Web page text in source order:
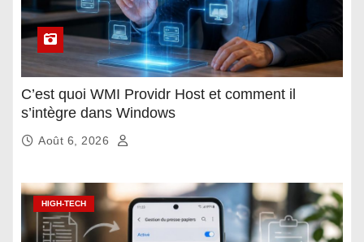
C’est quoi WMI Providr Host et comment il
s’intègre dans Windows
Août 6, 2026
HIGH-TECH